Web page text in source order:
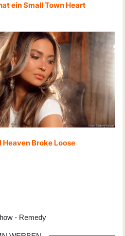
ein Small Town Heart
Broke Loose
- Remedy